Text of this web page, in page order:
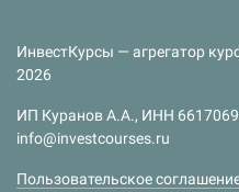
ИнвестКурсы — агрегатор
2026
ИП Куранов А.А., ИНН
info@investcourses.ru
Пользовательское